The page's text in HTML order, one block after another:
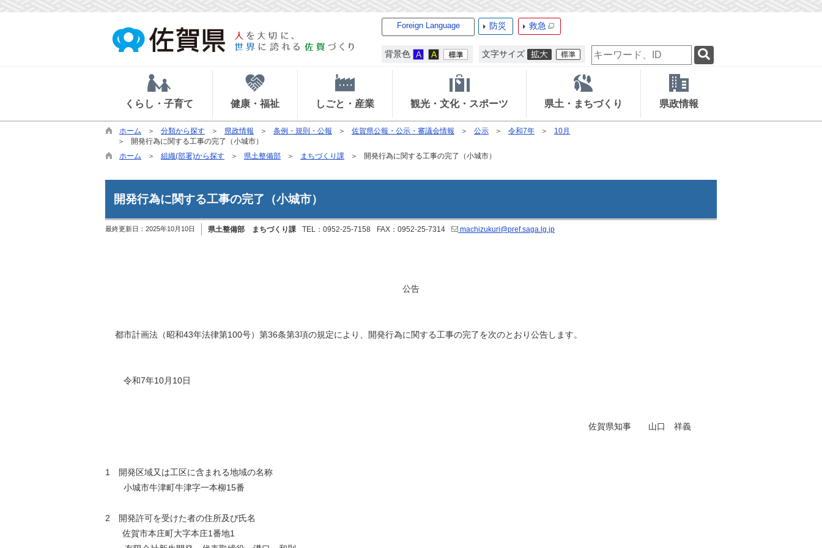
Foreign Language 防災 救急
背景色 文字サイズ
検
索
ー
ー
ド
くらし・子育て 健康・福祉 しごと・産業 観光・文化・スポーツ 県土・まちづくり 県政情報
ホーム 分類から探す 県政情報 条例・規則・公報 佐賀県公報・公示・審議会情報 公示 令和7年
10月
開発行為に関する工事の完了（小城市）
ホーム
組織(部署)から探す 県土整備部 まちづくり課 開発行為に関する工事の完了（小城市）
開発行為に関する工事の完了（小城市）
最終更新日： 2025年10月10日 県土整備部 まちづくり課 TEL：0952-25-7158 FAX：0952-25-7314 machizukuri@pref.saga.lg.jp
公告
都市計画法（昭和43年法律第100号）第36条第3項の規定により、開発行為に関する工事の完了を次のとおり公告します。
令和7年10月10日
佐賀県知事 山口 祥義
1 開発区域又は工区に含まれる地域の名称
小城市牛津町牛津字一本柳15番
2 開発許可を受けた者の住所及び氏名
佐賀市本庄町大字本庄1番地1